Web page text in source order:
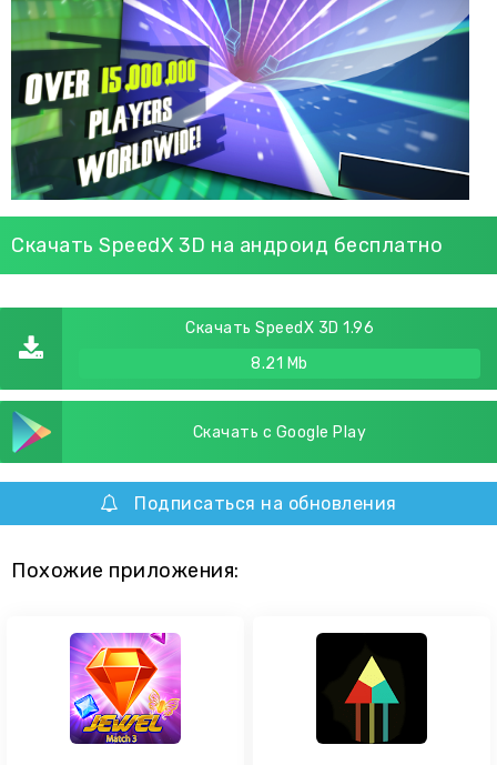
Скачать SpeedX 3D на андроид бесплатно
Скачать SpeedX 3D 1.96
8.21 Mb
Скачать с Google Play
Подписаться на обновления
Похожие приложения: